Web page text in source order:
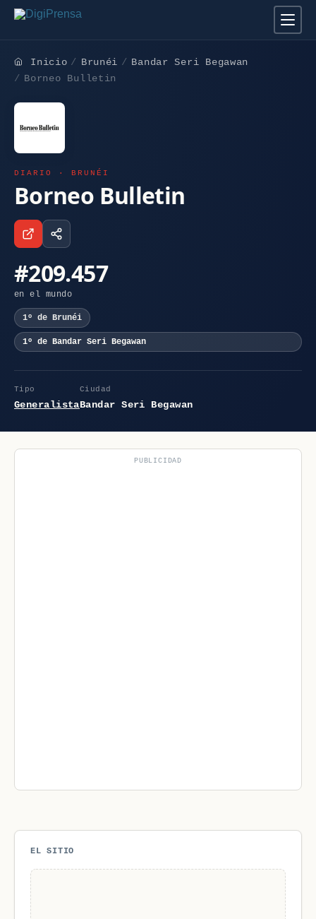
Inicio Brunéi
Bandar Seri Begawan
Borneo Bulletin
DIARIO · BRUNÉI
Borneo Bulletin
#209.457
en el mundo
1º de Brunéi
1º de Bandar Seri Begawan
Tipo
Generalista
Ciudad
Bandar Seri Begawan
PUBLICIDAD
EL SITIO